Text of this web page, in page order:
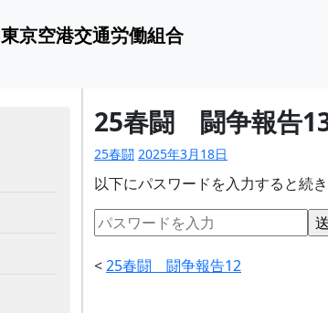
東京空港交通労働組合
25春闘 闘争報告
25春闘 2025年3月18日
以下にパスワードを入力すると続
<25春闘 闘争報告12